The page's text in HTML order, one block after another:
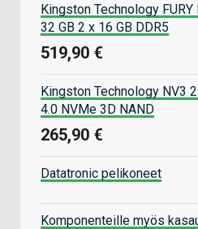
Kingston Technology
32 GB 2 x 16 GB DDR5
519,90 €
Kingston Technology NV3
4.0 NVMe 3D NAND
265,90 €
Datatronic pelikoneet
Komponenteille myös